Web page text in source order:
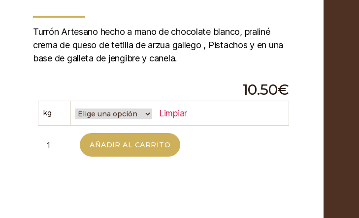
Turrón Artesano hecho a mano de chocolate blanco, praliné
crema de queso de tetilla de arzua gallego , Pistachos y en una
base de galleta de jengibre y canela.
10.50€
kg Limpiar
AÑADIR AL CARRITO